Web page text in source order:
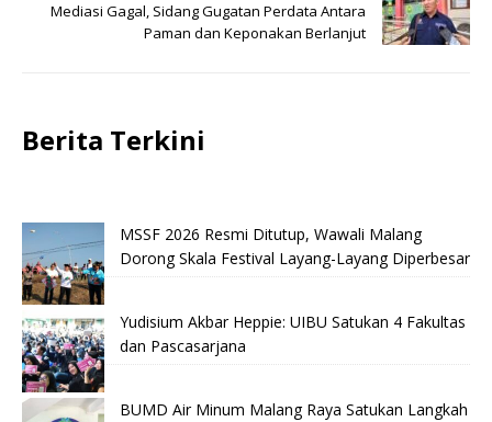
Mediasi Gagal, Sidang Gugatan Perdata Antara
Paman dan Keponakan Berlanjut
Berita Terkini
MSSF 2026 Resmi Ditutup, Wawali Malang
Dorong Skala Festival Layang-Layang Diperbesar
Yudisium Akbar Heppie: UIBU Satukan 4 Fakultas
dan Pascasarjana
BUMD Air Minum Malang Raya Satukan Langkah